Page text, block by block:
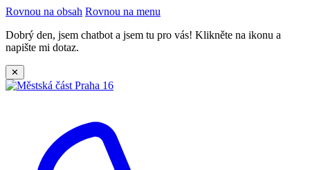
Rovnou na obsah Rovnou na menu
Dobrý den, jsem chatbot a jsem tu pro vás! Klikněte na ikonu a
napište mi dotaz.
✕